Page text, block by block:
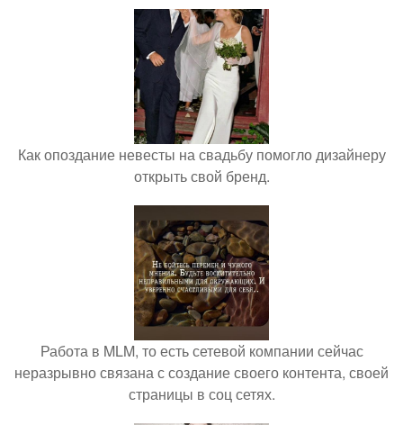
Как опоздание невесты на свадьбу помогло дизайнеру
открыть свой бренд.
Работа в MLM, то есть сетевой компании сейчас
неразрывно связана с создание своего контента, своей
страницы в соц сетях.